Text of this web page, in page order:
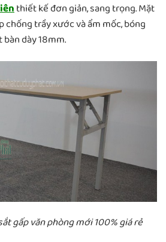
thiết kế đơn giản, sang trọng. Mặt
chống trầy xước và ẩm mốc, bóng
dày 18mm.
gấp văn phòng mới 100% giá rẻ